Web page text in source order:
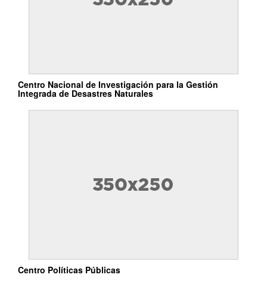
Centro Nacional de Investigación para la Gestión
Integrada de Desastres Naturales
Centro Políticas Públicas